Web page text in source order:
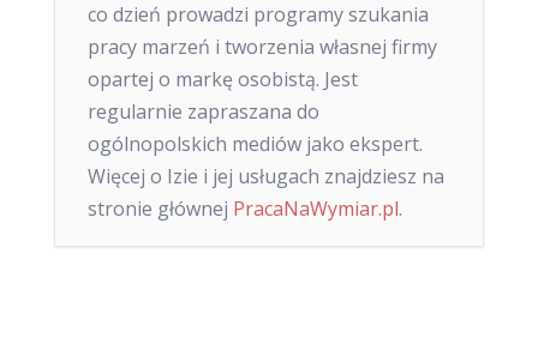
co dzień prowadzi programy szukania
pracy marzeń i tworzenia własnej firmy
opartej o markę osobistą. Jest
regularnie zapraszana do
ogólnopolskich mediów jako ekspert.
Więcej o Izie i jej usługach znajdziesz na
stronie głównej PracaNaWymiar.pl.